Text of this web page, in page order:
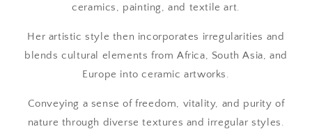
ceramics, painting, and textile art.
Her artistic style then incorporates irregularities and
blends cultural elements from Africa, South Asia, and
Europe into ceramic artworks.
Conveying a sense of freedom, vitality, and purity of
nature through diverse textures and irregular styles.